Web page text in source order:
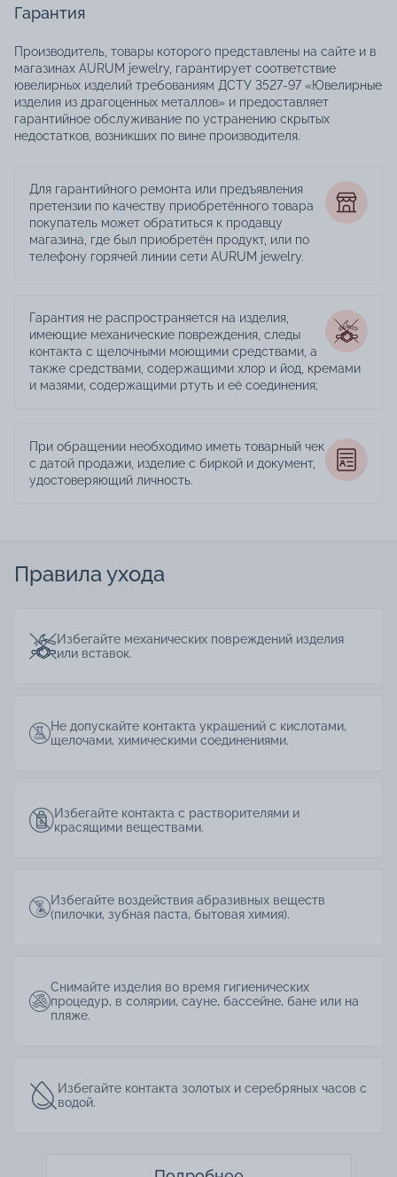
Гарантия
Производитель, товары которого представлены на сайте и в
магазинах AURUM jewelry, гарантирует соответствие
ювелирных изделий требованиям ДСТУ 3527-97 «Ювелирные
изделия из драгоценных металлов» и предоставляет
гарантийное обслуживание по устранению скрытых
недостатков, возникших по вине производителя.
Для гарантийного ремонта или предъявления
претензии по качеству приобретённого товара
покупатель может обратиться к продавцу
магазина, где был приобретён продукт, или по
телефону горячей линии сети AURUM jewelry.
Гарантия не распространяется на изделия,
имеющие механические повреждения, следы
контакта с щелочными моющими средствами, а
также средствами, содержащими хлор и йод, кремами
и мазями, содержащими ртуть и её соединения;
При обращении необходимо иметь товарный чек
с датой продажи, изделие с биркой и документ,
удостоверяющий личность.
Правила ухода
Избегайте механических повреждений изделия
или вставок.
Не допускайте контакта украшений с кислотами,
щелочами, химическими соединениями.
Избегайте контакта с растворителями и
красящими веществами.
Избегайте воздействия абразивных веществ
(пилочки, зубная паста, бытовая химия).
Снимайте изделия во время гигиенических
процедур, в солярии, сауне, бассейне, бане или на
пляже.
Избегайте контакта золотых и серебряных часов с
водой.